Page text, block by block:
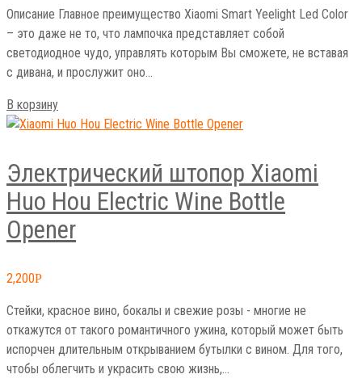
Описание Главное преимущество Xiaomi Smart Yeelight Led Color
– это даже не то, что лампочка представляет собой
светодиодное чудо, управлять которым Вы сможете, не вставая
с дивана, и прослужит оно…
В корзину
Электрический штопор Xiaomi
Huo Hou Electric Wine Bottle
Opener
2,200Р
Стейки, красное вино, бокалы и свежие розы - многие не
откажутся от такого романтичного ужина, который может быть
испорчен длительным открыванием бутылки с вином. Для того,
чтобы облегчить и украсить свою жизнь,…